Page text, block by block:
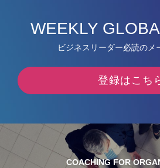
WEEKLY
ビジネスリーダー必読のメ
登録はこち
COACHING FOR